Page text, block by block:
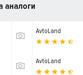
аналоги
AvtoLand
AvtoLand